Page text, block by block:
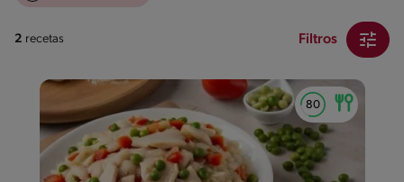
2 recetas Filtros